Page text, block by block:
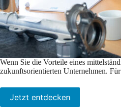
Wenn Sie die Vorteile eines
zukunftsorientierten Unternehmen.
Jetzt entdecken